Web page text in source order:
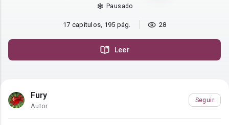
Pausado
17 capítulos, 195 pág. 28
Leer
Fury
Autor
Seguir